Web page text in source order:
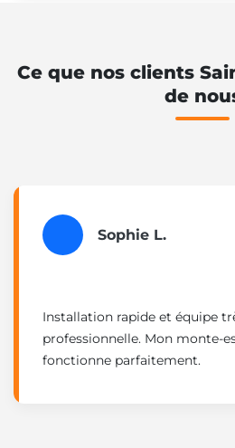
Ce que nos clients
de
Sophie L.
Installation rapide et équipe
professionnelle. Mon monte-
fonctionne parfaitement.